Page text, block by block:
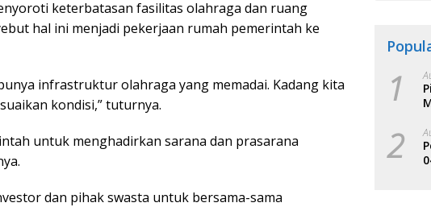
keterbatasan fasilitas olahraga dan ruang
hal ini menjadi pekerjaan rumah pemerintah ke
infrastruktur olahraga yang memadai. Kadang kita
kondisi,” tuturnya.
untuk menghadirkan sarana dan prasarana
dan pihak swasta untuk bersama-sama
1
2